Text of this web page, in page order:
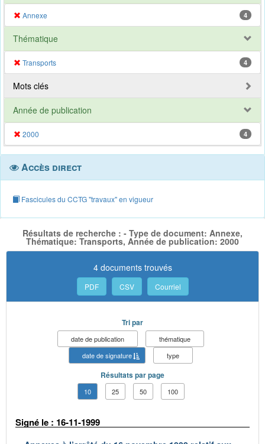
Annexe 4
Thématique
Transports 4
Mots clés
Année de publication
2000 4
Accès direct
Fascicules du CCTG "travaux" en vigueur
Résultats de recherche : - Type de document: Annexe,
Thématique: Transports, Année de publication: 2000
4 documents trouvés
PDF CSV Courriel
Tri par
date de publication
thématique
date de signature
type
Résultats par page
10 25 50 100
Signé le : 16-11-1999